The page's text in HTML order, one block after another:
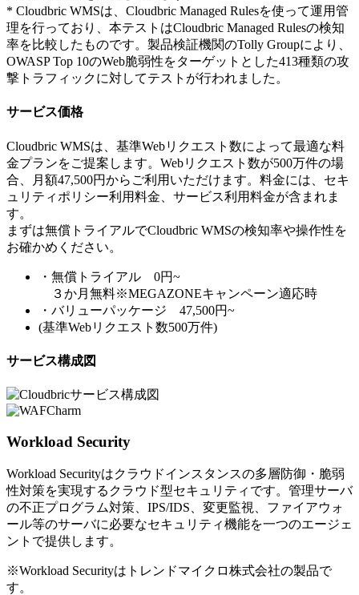
* Cloudbric WMSは、Cloudbric Managed Rulesを使って運用管
理を行っており、本テストはCloudbric Managed Rulesの検知
率を比較したものです。製品検証機関のTolly Groupにより、
OWASP Top 10のWeb脆弱性をターゲットとした413種類の攻
撃トラフィックに対してテストが行われました。
サービス価格
Cloudbric WMSは、基準Webリクエスト数によって最適な料
金プランをご提案します。Webリクエスト数が500万件の場
合、月額47,500円からご利用いただけます。料金には、セキ
ュリティポリシー利用料金、サービス利用料金が含まれま
す。
まずは無償トライアルでCloudbric WMSの検知率や操作性を
お確かめください。
・無償トライアル 0円~
３か月無料※MEGAZONEキャンペーン適応時
・バリューパッケージ 47,500円~
(基準Webリクエスト数500万件)
サービス構成図
Workload Security
Workload Securityはクラウドインスタンスの多層防御・脆弱
性対策を実現するクラウド型セキュリティです。管理サーバ
の不正プログラム対策、IPS/IDS、変更監視、ファイアウォ
ール等のサーバに必要なセキュリティ機能を一つのエージェ
ントで提供します。
※Workload Securityはトレンドマイクロ株式会社の製品で
す。